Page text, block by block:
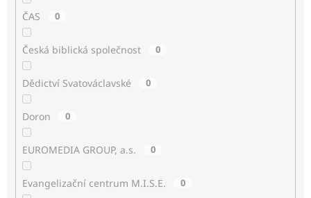
ČAS 0
Česká biblická společnost 0
Dědictví Svatováclavské 0
Doron 0
EUROMEDIA GROUP, a.s. 0
Evangelizační centrum M.I.S.E. 0